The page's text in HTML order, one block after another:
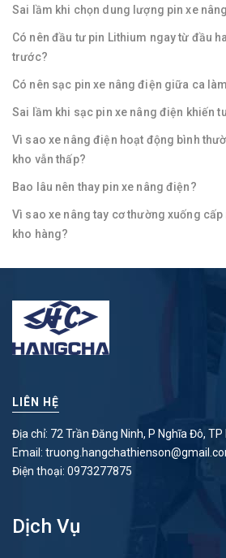
Sai lầm khi chọn dung lượng pin xe
Có nên đầu tư pin Lithium ngay từ đầu
trước?
Có nên sạc pin xe nâng điện giữa ca
Sai lầm khi sạc pin xe nâng điện khiến
Vì sao xe nâng điện hoạt động bình
kho vẫn thấp?
Bao lâu nên thay pin xe nâng điện?
Vì sao xe nâng tay cơ thường xuống
kho hàng?
LIÊN HỆ
Địa chỉ: 72 Trần Đăng Ninh, P Nghĩa Đô, TP
Email:
Điện thoại: 0973277875
Dịch Vụ